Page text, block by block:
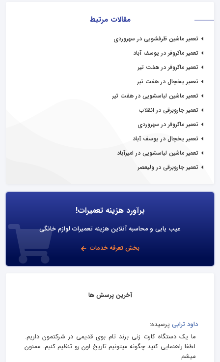
مقالات مرتبط
تعمیر ماشین ظرفشویی در سهروردی
تعمیر ماکروفر در یوسف آباد
تعمیر ماکروفر در هفت تیر
تعمیر یخچال در هفت تیر
تعمیر ماشین لباسشویی در هفت تیر
تعمیر جاروبرقی در انقلاب
تعمیر ماکروفر در سهروردی
تعمیر یخچال در یوسف آباد
تعمیر ماشین لباسشویی در امیرآباد
تعمیر جاروبرقی در ولیعصر
برآورد هزینه تعمیرات!
عیب یابی و محاسبه آنلاین هزینه تعمیرات لوازم خانگی
بخش تعرفه خدمات
آخرین پرسش ها
داود ترابی پرسیده:
ما یک دستگاه کارت زنی برند تام بوی قدیمی در شرکتمون داریم.
لطفا راهنمایی کنید چگونه میتونیم تاریخ اون رو تنظیم کنیم. ممنون
میشم